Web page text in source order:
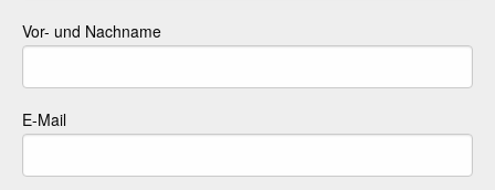
Vor- und Nachname
E-Mail